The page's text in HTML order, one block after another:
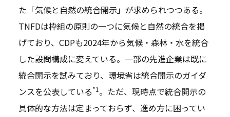
た「気候と自然の統合開示」が求められつつある。
TNFDは枠組の原則の一つに気候と自然の統合を掲
げており、CDPも2024年から気候・森林・水を統合
した設問構成に変えている。一部の先進企業は既に
統合開示を試みており、環境省は統合開示のガイダ
ンスを公表している*1 。ただ、現時点で統合開示の
具体的な方法は定まっておらず、進め方に困ってい